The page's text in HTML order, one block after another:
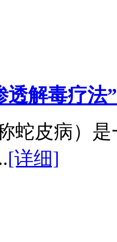
透解毒疗法”
蛇皮病）
[详细]